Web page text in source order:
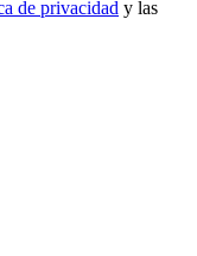
de privacidad y las